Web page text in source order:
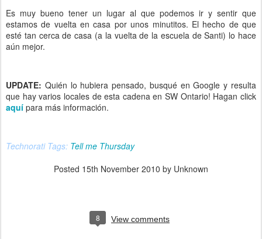
Es muy bueno tener un lugar al que podemos ir y sentir que
estamos de vuelta en casa por unos minutitos. El hecho de que
esté tan cerca de casa (a la vuelta de la escuela de Santi) lo hace
aún mejor.
UPDATE: Quién lo hubiera pensado, busqué en Google y resulta
que hay varios locales de esta cadena en SW Ontario! Hagan click
aquí para más información.
Technorati Tags: Tell me Thursday
Posted 15th November 2010 by Unknown
8 View comments